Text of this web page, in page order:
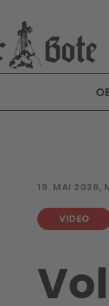
19. MAI 2026,
VIDEO